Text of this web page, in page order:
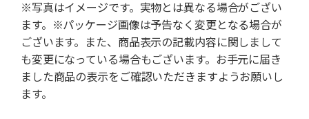
※写真はイメージです。実物とは異なる場合がござい
ます。※パッケージ画像は予告なく変更となる場合が
ございます。また、商品表示の記載内容に関しまして
も変更になっている場合もございます。お手元に届き
ました商品の表示をご確認いただきますようお願いし
ます。